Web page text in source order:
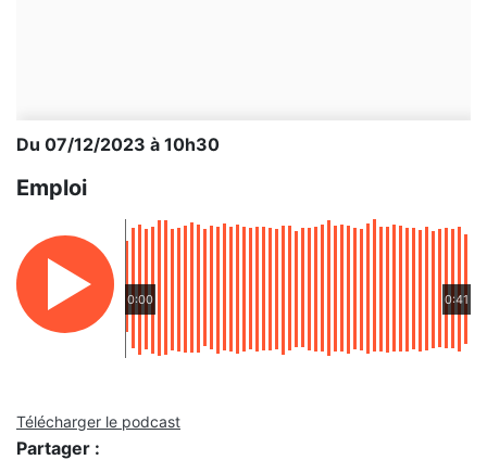
Du 07/12/2023 à 10h30
Emploi
0:00 0:41
Télécharger le podcast
Partager :